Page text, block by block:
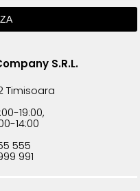
S.R.L.
Timisoara
19:00,
14:00
555
991